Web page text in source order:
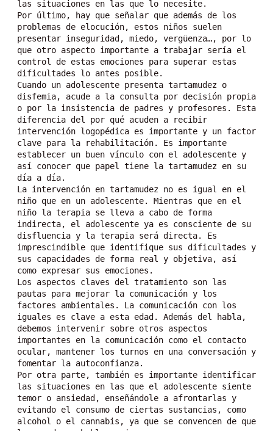
las situaciones en las que lo necesite.
Por último, hay que señalar que además de los
problemas de elocución, estos niños suelen
presentar inseguridad, miedo, vergüenza…, por lo
que otro aspecto importante a trabajar sería el
control de estas emociones para superar estas
dificultades lo antes posible.
Cuando un adolescente presenta tartamudez o
disfemia, acude a la consulta por decisión propia
o por la insistencia de padres y profesores. Esta
diferencia del por qué acuden a recibir
intervención logopédica es importante y un factor
clave para la rehabilitación. Es importante
establecer un buen vínculo con el adolescente y
así conocer que papel tiene la tartamudez en su
día a día.
La intervención en tartamudez no es igual en el
niño que en un adolescente. Mientras que en el
niño la terapia se lleva a cabo de forma
indirecta, el adolescente ya es consciente de su
disfluencia y la terapia será directa. Es
imprescindible que identifique sus dificultades y
sus capacidades de forma real y objetiva, así
como expresar sus emociones.
Los aspectos claves del tratamiento son las
pautas para mejorar la comunicación y los
factores ambientales. La comunicación con los
iguales es clave a esta edad. Además del habla,
debemos intervenir sobre otros aspectos
importantes en la comunicación como el contacto
ocular, mantener los turnos en una conversación y
fomentar la autoconfianza.
Por otra parte, también es importante identificar
las situaciones en las que el adolescente siente
temor o ansiedad, enseñándole a afrontarlas y
evitando el consumo de ciertas sustancias, como
alcohol o el cannabis, ya que se convencen de que